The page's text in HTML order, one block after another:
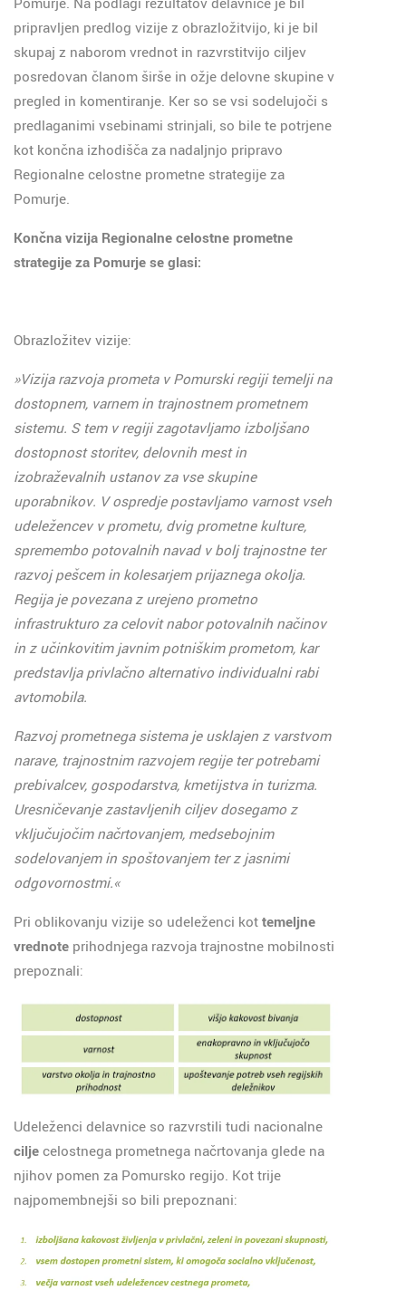
pripravljen predlog vizije z obrazložitvijo, ki je bil
skupaj z naborom vrednot in razvrstitvijo ciljev
posredovan članom širše in ožje delovne skupine v
pregled in komentiranje. Ker so se vsi sodelujoči s
predlaganimi vsebinami strinjali, so bile te potrjene
kot končna izhodišča za nadaljnjo pripravo
Regionalne celostne prometne strategije za
Pomurje.
Končna vizija Regionalne celostne prometne
strategije za Pomurje se glasi:
Obrazložitev vizije:
»Vizija razvoja prometa v Pomurski regiji temelji na
dostopnem, varnem in trajnostnem prometnem
sistemu. S tem v regiji zagotavljamo izboljšano
dostopnost storitev, delovnih mest in
izobraževalnih ustanov za vse skupine
uporabnikov. V ospredje postavljamo varnost vseh
udeležencev v prometu, dvig prometne kulture,
spremembo potovalnih navad v bolj trajnostne ter
razvoj pešcem in kolesarjem prijaznega okolja.
Regija je povezana z urejeno prometno
infrastrukturo za celovit nabor potovalnih načinov
in z učinkovitim javnim potniškim prometom, kar
predstavlja privlačno alternativo individualni rabi
avtomobila.
Razvoj prometnega sistema je usklajen z varstvom
narave, trajnostnim razvojem regije ter potrebami
prebivalcev, gospodarstva, kmetijstva in turizma.
Uresničevanje zastavljenih ciljev dosegamo z
vključujočim načrtovanjem, medsebojnim
sodelovanjem in spoštovanjem ter z jasnimi
odgovornostmi.«
Pri oblikovanju vizije so udeleženci kottemeljne
vrednote prihodnjega razvoja trajnostne mobilnosti
prepoznali:
Udeleženci delavnice so razvrstili tudi nacionalne
ciljecelostnega prometnega načrtovanja glede na
njihov pomen za Pomursko regijo. Kot trije
najpomembnejši so bili prepoznani: